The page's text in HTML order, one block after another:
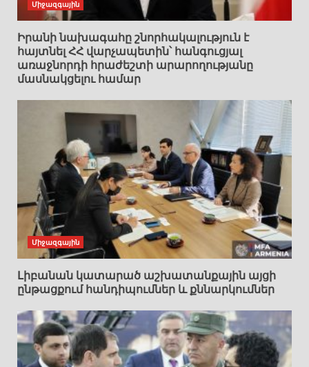
Միջազգային
Իրանի նախագահը շնորհակալություն է
հայտնել ՀՀ վարչապետին՝ հանգուցյալ
առաջնորդի հրաժեշտի արարողությանը
մասնակցելու համար
Միջազգային
Լիբանան կատարած աշխատանքային այցի
ընթացքում հանդիպումներ և քննարկումներ